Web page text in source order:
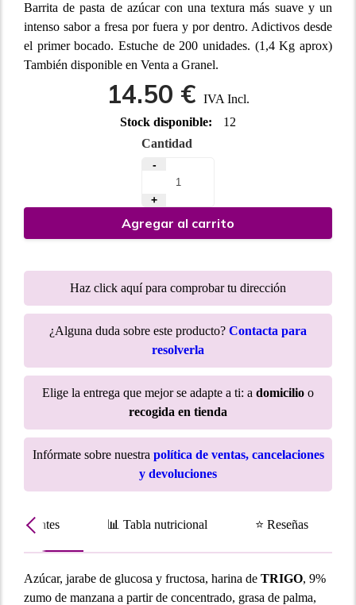
Barrita de pasta de azúcar con una textura más suave y un
intenso sabor a fresa por fuera y por dentro. Adictivos desde
el primer bocado. Estuche de 200 unidades. (1,4 Kg aprox)
También disponible en Venta a Granel.
14.50 € IVA Incl.
Stock disponible:
12
Cantidad
-
+
Agregar al carrito
Haz click aquí para comprobar tu dirección
¿Alguna duda sobre este producto? Contacta para
resolverla
Elige la entrega que mejor se adapte a ti: a domicilio o
recogida en tienda
Infórmate sobre nuestra política de ventas, cancelaciones
y devoluciones
📊 Tabla nutricional ⭐ Reseñas
Azúcar, jarabe de glucosa y fructosa, harina de TRIGO, 9%
zumo de manzana a partir de concentrado, grasa de palma,